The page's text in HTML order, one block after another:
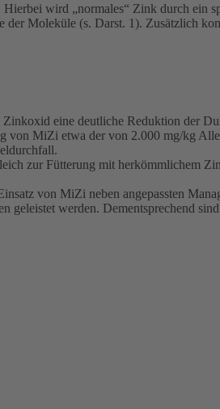
wird „normales“ Zink durch ein
Moleküle (s. Darst. 1). Zusätzlich
eine deutliche Reduktion der
von MiZi etwa der von 2.000 mg/kg
zur Fütterung mit herkömmlichem
von MiZi neben angepassten
geleistet werden. Dementsprechend